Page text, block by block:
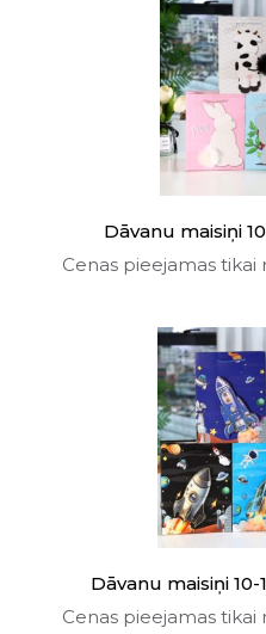
Dāvanu maisiņi
Cenas pieejamas
Dāvanu maisiņi 10-
Cenas pieejamas